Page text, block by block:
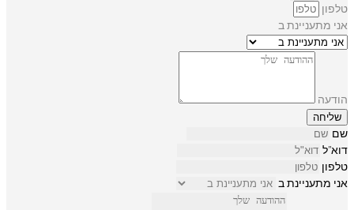
טלפון
אני מתעניינת ב
הודעה
שליחה
שם
דוא"ל
טלפון
אני מתעניינת ב